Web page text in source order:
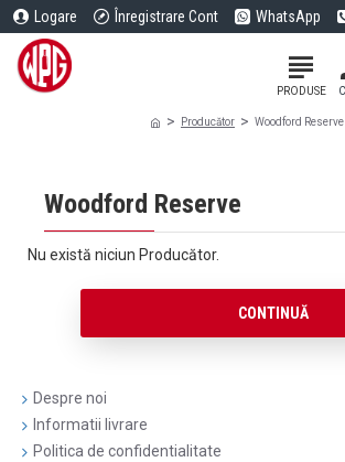
Logare Înregistrare Cont WhatsApp
Producător Woodford Reserve
Woodford Reserve
Nu există niciun Producător.
CONTINUĂ
Despre noi
Informatii livrare
Politica de confidentialitate